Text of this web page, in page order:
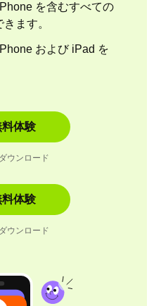
を含むすべての
ます。
および iPad を
料体験
ウンロード
料体験
ウンロード